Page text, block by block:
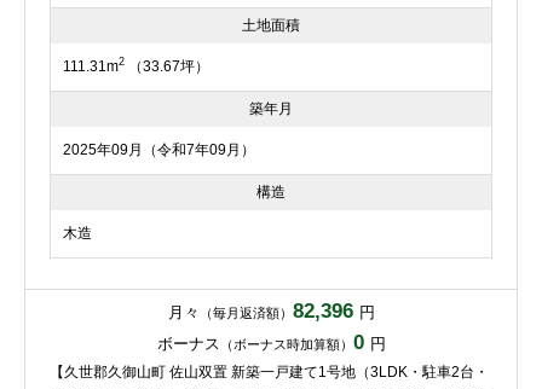
土地面積
111.31m2 （33.67坪）
築年月
2025年09月（令和7年09月）
構造
木造
月々 （毎月返済額） 82,396 円
ボーナス （ボーナス時加算額） 0 円
【久世郡久御山町 佐山双置 新築一戸建て1号地（3LDK・駐車2台・